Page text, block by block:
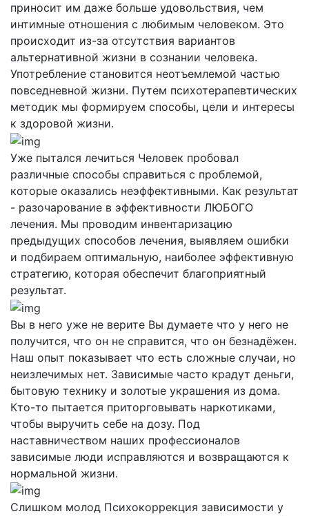
приносит им даже больше удовольствия, чем
интимные отношения с любимым человеком. Это
происходит из-за отсутствия вариантов
альтернативной жизни в сознании человека.
Употребление становится неотъемлемой частью
повседневной жизни. Путем психотерапевтических
методик мы формируем способы, цели и интересы
к здоровой жизни.
Уже пытался лечиться Человек пробовал
различные способы справиться с проблемой,
которые оказались неэффективными. Как результат
- разочарование в эффективности ЛЮБОГО
лечения. Мы проводим инвентаризацию
предыдущих способов лечения, выявляем ошибки
и подбираем оптимальную, наиболее эффективную
стратегию, которая обеспечит благоприятный
результат.
Вы в него уже не верите Вы думаете что у него не
получится, что он не справится, что он безнадёжен.
Наш опыт показывает что есть сложные случаи, но
неизлечимых нет. Зависимые часто крадут деньги,
бытовую технику и золотые украшения из дома.
Кто-то пытается приторговывать наркотиками,
чтобы выручить себе на дозу. Под
наставничеством наших профессионалов
зависимые люди исправляются и возвращаются к
нормальной жизни.
Слишком молод Психокоррекция зависимости у